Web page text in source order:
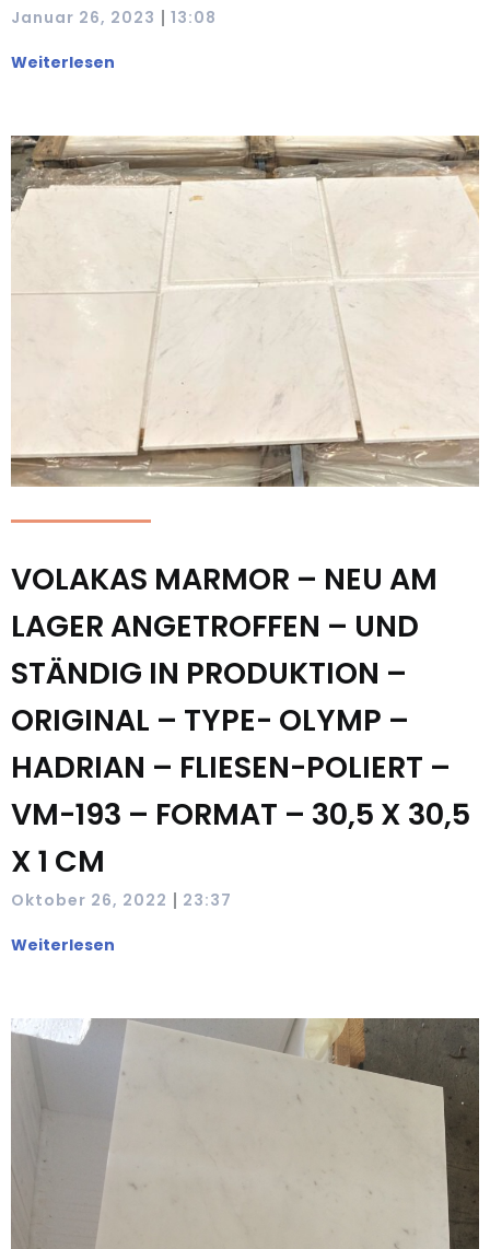
Januar 26, 2023 | 13:08
Weiterlesen
VOLAKAS MARMOR – NEU AM
LAGER ANGETROFFEN – UND
STÄNDIG IN PRODUKTION –
ORIGINAL – TYPE- OLYMP –
HADRIAN – FLIESEN-POLIERT –
VM-193 – FORMAT – 30,5 X 30,5
X 1 CM
Oktober 26, 2022 | 23:37
Weiterlesen